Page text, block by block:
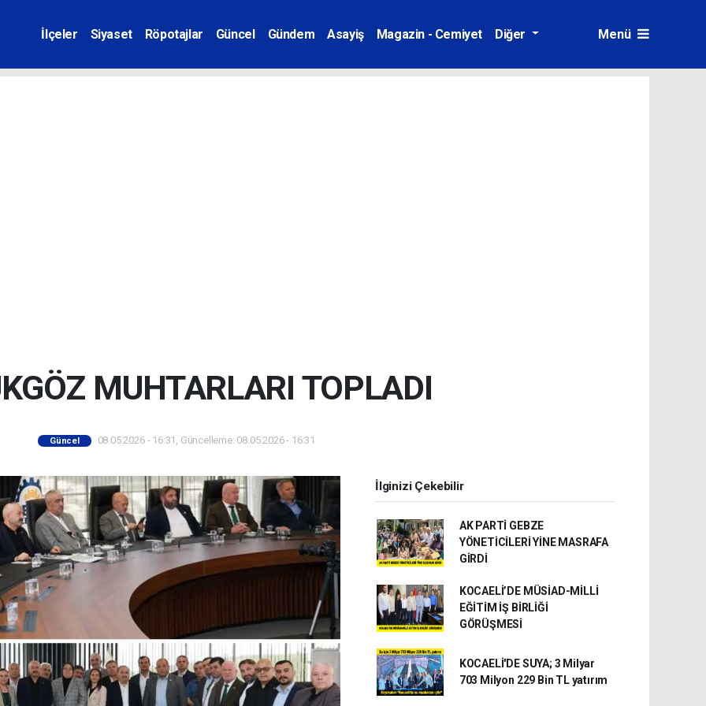
İlçeler Siyaset Röpotajlar Güncel Gündem Asayiş Magazin - Cemiyet Diğer Menü
MUHTARLARI TOPLADI
Güncel 08.05.2026 - 16:31, Güncelleme: 08.05.2026 - 16:31
İlginizi Çekebilir
AK PARTİ GEBZE
YÖNETİCİLERİ YİNE MASRAFA
GİRDİ
KOCAELİ’DE MÜSİAD-MİLLİ
EĞİTİM İŞ BİRLİĞİ
GÖRÜŞMESİ
KOCAELİ'DE SUYA; 3 Milyar
703 Milyon 229 Bin TL yatırım